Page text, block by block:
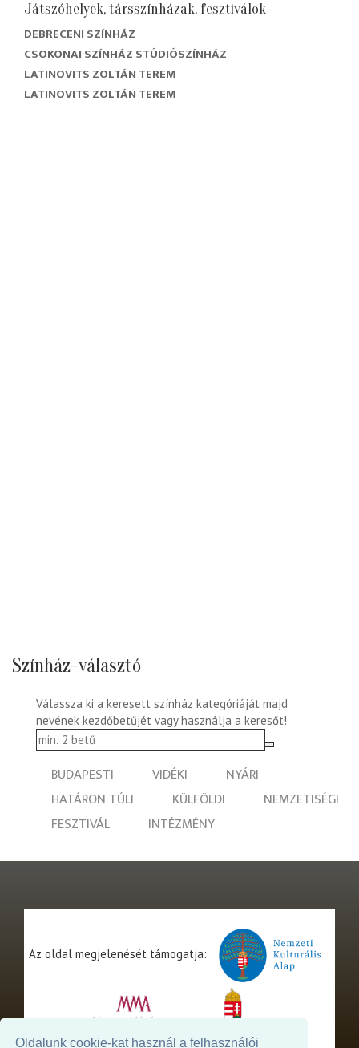
Oldalunk cookie-kat használ a felhasználói
Játszóhelyek, társszínházak, fesztiválok
DEBRECENI SZÍNHÁZ
CSOKONAI SZÍNHÁZ STÚDIÓSZÍNHÁZ
LATINOVITS ZOLTÁN TEREM
LATINOVITS ZOLTÁN TEREM
Színház-választó
Válassza ki a keresett színház kategóriáját majd
nevének kezdőbetűjét vagy használja a keresőt!
BUDAPESTI VIDÉKI
NYÁRI
HATÁRON TÚLI
KÜLFÖLDI
NEMZETISÉGI
FESZTIVÁL
INTÉZMÉNY
Az oldal megjelenését támogatja: